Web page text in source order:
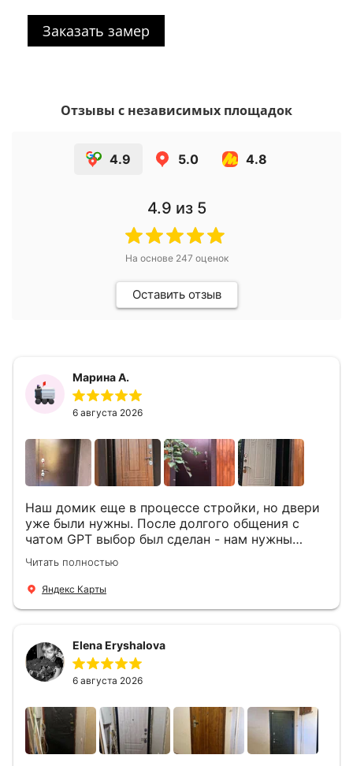
Заказать замер
Отзывы с независимых площадок
4.9 5.0 4.8
4.9 из 5
На основе 247 оценок
Оставить отзыв
Марина А.
6 августа 2026
Наш домик еще в процессе стройки, но двери
уже были нужны. После долгого общения с
чатом GPT выбор был сделан - нам нужны
двери Аргус Термо Композит, которые нашлись
в компании ДвериОпт . Менеджер Филипп
ответил на все вопросы, посчитал стоимость и
установили две двери, ответили на все
вопросы . Выполненной работой мы довольны.
Огромная всем благодарность!
Читать полностью
Яндекс Карты
Elena Eryshalova
6 августа 2026